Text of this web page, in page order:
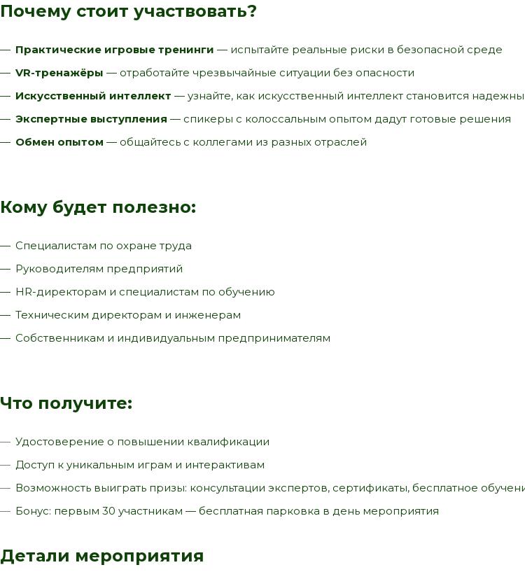
Почему стоит участвовать?
Практические игровые тренинги — испытайте реальные риски в безопасной среде
VR-тренажёры — отработайте чрезвычайные ситуации без опасности
Искусственный интеллект — узнайте, как искусственный интеллект становится
Экспертные выступления — спикеры с колоссальным опытом дадут готовые решения
Обмен опытом — общайтесь с коллегами из разных отраслей
Кому будет полезно:
Специалистам по охране труда
Руководителям предприятий
HR-директорам и специалистам по обучению
Техническим директорам и инженерам
Собственникам и индивидуальным предпринимателям
Что получите:
Удостоверение о повышении квалификации
Доступ к уникальным играм и интерактивам
Возможность выиграть призы: консультации экспертов, сертификаты, бесплатное
Бонус: первым 30 участникам — бесплатная парковка в день мероприятия
Детали мероприятия